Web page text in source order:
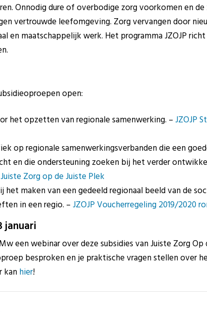
Onnodig dure of overbodige zorg voorkomen en
vertrouwde leefomgeving. Zorg vervangen door
en maatschappelijk werk. Het programma JZOJP
open:
het opzetten van regionale samenwerking. –JZOJP
op regionale samenwerkingsverbanden die een
en die ondersteuning zoeken bij het verder
Zorg op de Juiste Plek
het maken van een gedeeld regionaal beeld van de
in een regio. –JZOJP Voucherregeling 2019/2020
januari
een webinar over deze subsidies van Juiste Zorg Op
besproken en je praktische vragen stellen over
kanhier!